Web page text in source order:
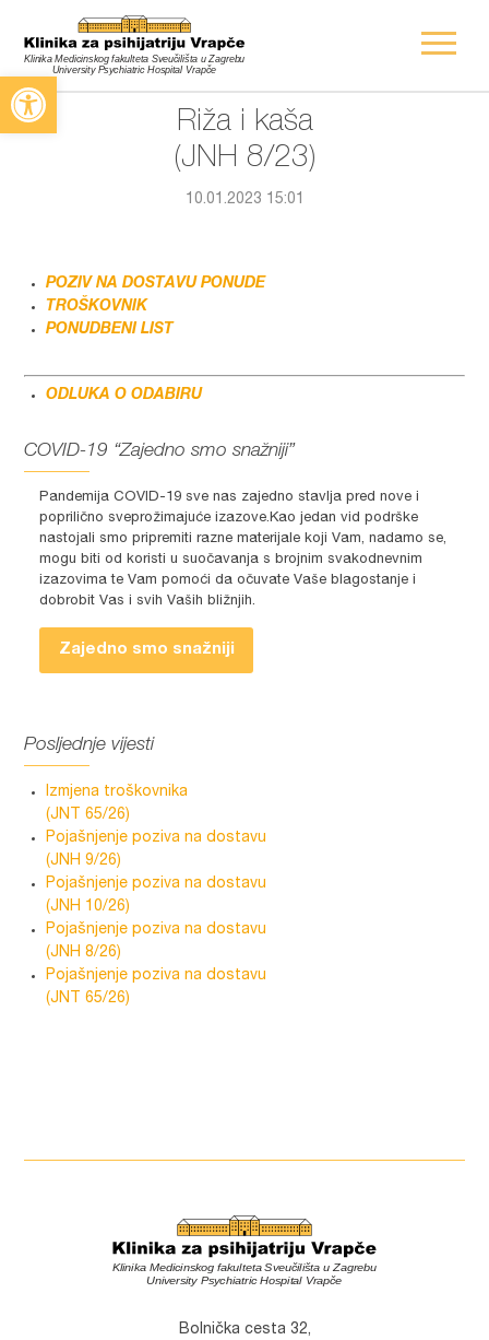
Open toolbar
Riža i kaša
(JNH 8/23)
10.01.2023 15:01
POZIV NA DOSTAVU PONUDE
TROŠKOVNIK
PONUDBENI LIST
ODLUKA O ODABIRU
COVID-19 “Zajedno smo snažniji”
Pandemija COVID-19 sve nas zajedno stavlja pred nove i
poprilično sveprožimajuće izazove.Kao jedan vid podrške
nastojali smo pripremiti razne materijale koji Vam, nadamo se,
mogu biti od koristi u suočavanja s brojnim svakodnevnim
izazovima te Vam pomoći da očuvate Vaše blagostanje i
dobrobit Vas i svih Vaših bližnjih.
Zajedno smo snažniji
Posljednje vijesti
Izmjena troškovnika
(JNT 65/26)
Pojašnjenje poziva na dostavu
(JNH 9/26)
Pojašnjenje poziva na dostavu
(JNH 10/26)
Pojašnjenje poziva na dostavu
(JNH 8/26)
Pojašnjenje poziva na dostavu
(JNT 65/26)
Bolnička cesta 32,